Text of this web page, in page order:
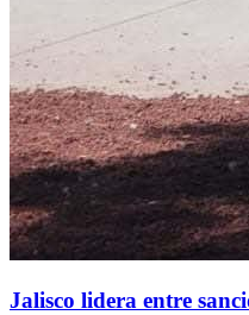
Jalisco lidera entre